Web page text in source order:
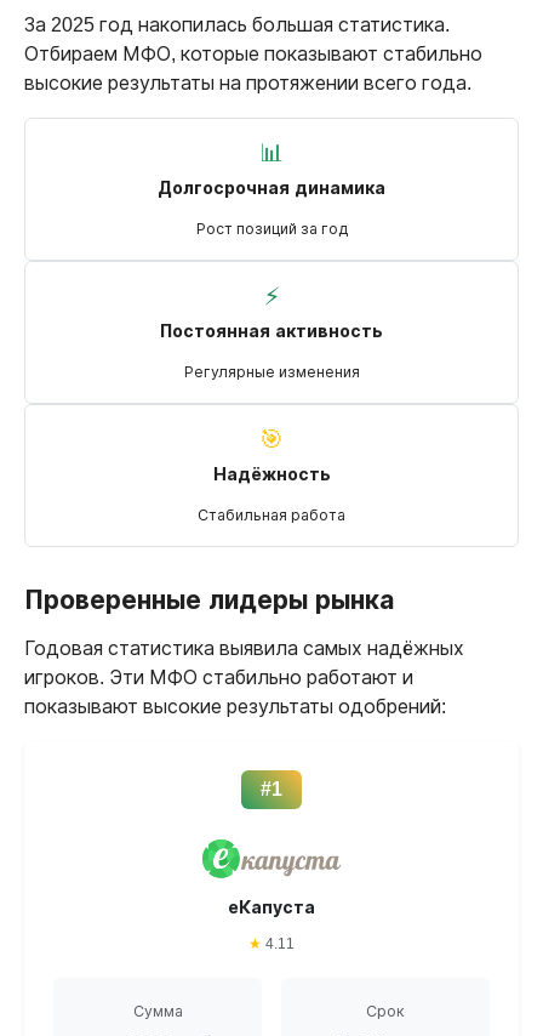
За 2025 год накопилась большая статистика.
Отбираем МФО, которые показывают стабильно
высокие результаты на протяжении всего года.
📊
Долгосрочная динамика
Рост позиций за год
⚡
Постоянная активность
Регулярные изменения
🎯
Надёжность
Стабильная работа
Проверенные лидеры рынка
Годовая статистика выявила самых надёжных
игроков. Эти МФО стабильно работают и
показывают высокие результаты одобрений:
#1
еКапуста
★ 4.11
Сумма Срок